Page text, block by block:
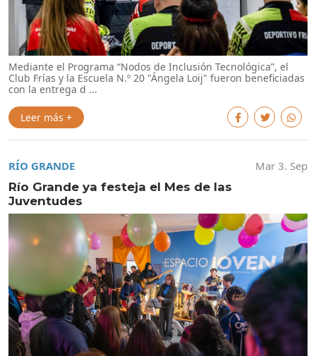
Mediante el Programa “Nodos de Inclusión Tecnológica”, el
Club Frías y la Escuela N.º 20 "Ángela Loij" fueron beneficiadas
con la entrega d ...
Leer más +
RÍO GRANDE
Mar 3. Sep
Río Grande ya festeja el Mes de las
Juventudes